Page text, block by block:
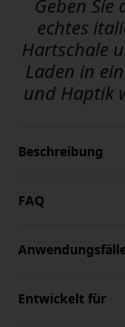
Geben Sie
echtes
Hartschale
Laden in
und Haptik
Beschreibung
FAQ
Entwickelt für